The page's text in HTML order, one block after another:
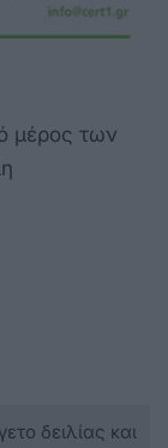
μέρος των
δειλίας και